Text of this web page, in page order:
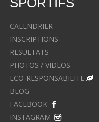
SPORTIFS
CALENDRIER
INSCRIPTIONS
RESULTATS
PHOTOS / VIDEOS
ECO-RESPONSABILITE
BLOG
FACEBOOK
INSTAGRAM